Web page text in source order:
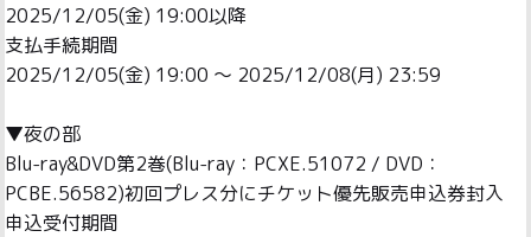
2025/12/05(金) 19:00以降
支払手続期間
2025/12/05(金) 19:00 ～ 2025/12/08(月) 23:59
▼夜の部
Blu-ray&DVD第2巻(Blu-ray：PCXE.51072 / DVD：
PCBE.56582)初回プレス分にチケット優先販売申込券封入
申込受付期間